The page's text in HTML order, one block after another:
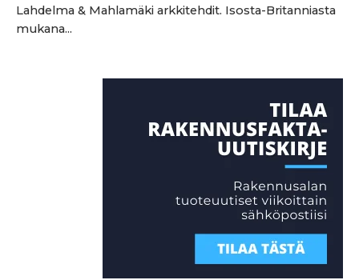
Lahdelma & Mahlamäki arkkitehdit. Isosta-Britanniasta
mukana...